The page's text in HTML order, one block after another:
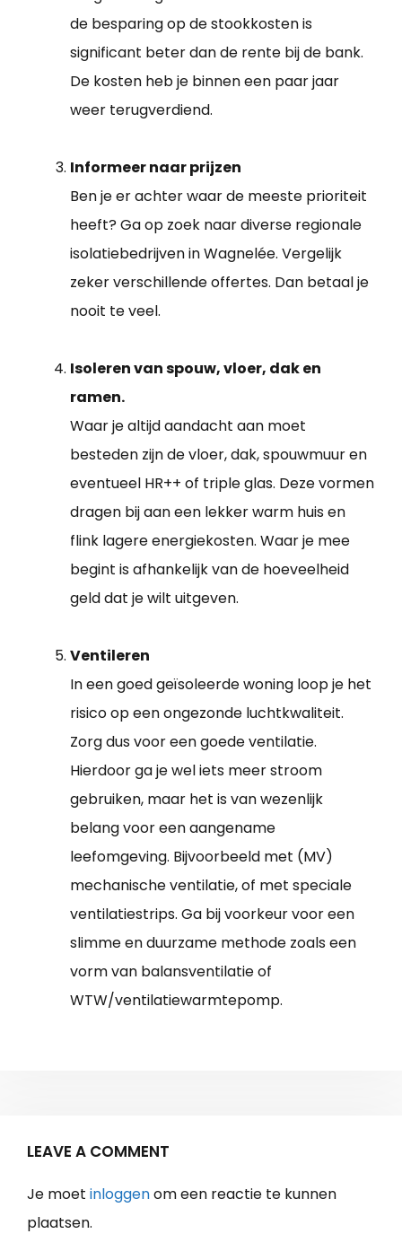
de besparing op de stookkosten is
significant beter dan de rente bij de bank.
De kosten heb je binnen een paar jaar
weer terugverdiend.
Informeer naar prijzen
Ben je er achter waar de meeste prioriteit
heeft? Ga op zoek naar diverse regionale
isolatiebedrijven in Wagnelée. Vergelijk
zeker verschillende offertes. Dan betaal je
nooit te veel.
Isoleren van spouw, vloer, dak en
ramen.
Waar je altijd aandacht aan moet
besteden zijn de vloer, dak, spouwmuur en
eventueel HR++ of triple glas. Deze vormen
dragen bij aan een lekker warm huis en
flink lagere energiekosten. Waar je mee
begint is afhankelijk van de hoeveelheid
geld dat je wilt uitgeven.
Ventileren
In een goed geïsoleerde woning loop je het
risico op een ongezonde luchtkwaliteit.
Zorg dus voor een goede ventilatie.
Hierdoor ga je wel iets meer stroom
gebruiken, maar het is van wezenlijk
belang voor een aangename
leefomgeving. Bijvoorbeeld met (MV)
mechanische ventilatie, of met speciale
ventilatiestrips. Ga bij voorkeur voor een
slimme en duurzame methode zoals een
vorm van balansventilatie of
WTW/ventilatiewarmtepomp.
LEAVE A COMMENT
Je moet inloggenom een reactie te kunnen
plaatsen.